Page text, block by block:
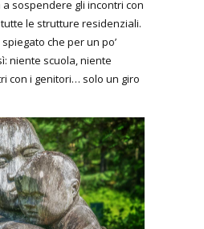
sospendere gli incontri con
le strutture residenziali.
che per un po’
niente scuola, niente
con i genitori… solo un giro